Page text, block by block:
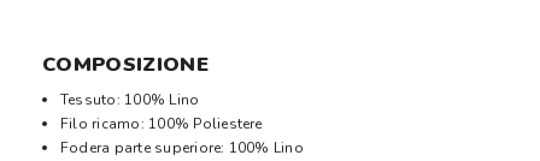
COMPOSIZIONE
Tessuto: 100% Lino
Filo ricamo: 100% Poliestere
Fodera parte superiore: 100% Lino